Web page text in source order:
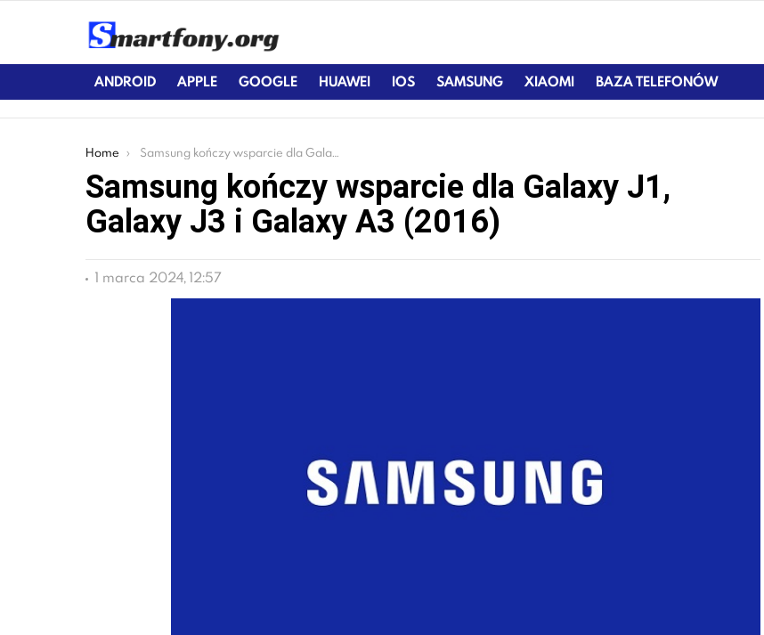
ANDROID APPLE GOOGLE HUAWEI IOS SAMSUNG XIAOMI BAZA TELEFONÓW
You are here:
Home Samsung kończy wsparcie dla Galaxy J1, Galaxy J3 i Galaxy A3 (2016)
Samsung kończy wsparcie dla Galaxy J1,
Galaxy J3 i Galaxy A3 (2016)
1 marca 2024, 12:57